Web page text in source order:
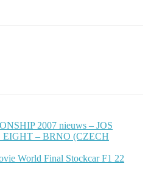
2007 nieuws – JOS
– BRNO (CZECH
World Final Stockcar F1 22